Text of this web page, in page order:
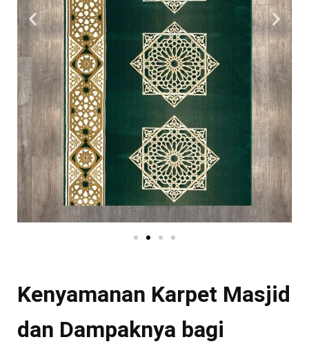
Kenyamanan Karpet Masjid
dan Dampaknya bagi